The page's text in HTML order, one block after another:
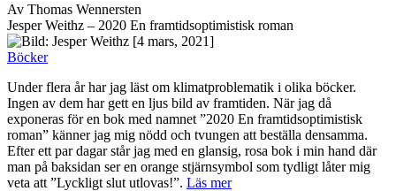
Av Thomas Wennersten
Jesper Weithz – 2020 En framtidsoptimistisk roman
[4 mars, 2021]
Böcker
Under flera år har jag läst om klimatproblematik i olika böcker.
Ingen av dem har gett en ljus bild av framtiden. När jag då
exponeras för en bok med namnet ”2020 En framtidsoptimistisk
roman” känner jag mig nödd och tvungen att beställa densamma.
Efter ett par dagar står jag med en glansig, rosa bok i min hand där
man på baksidan ser en orange stjärnsymbol som tydligt låter mig
veta att ”Lyckligt slut utlovas!”. Läs mer